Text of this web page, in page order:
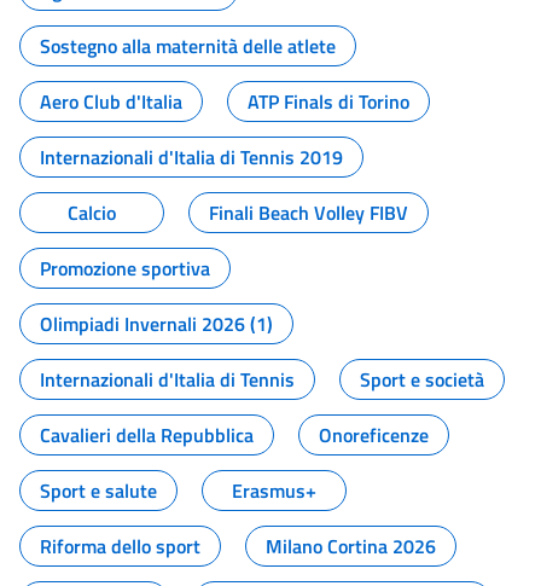
Sostegno alla maternità delle atlete
Aero Club d'Italia
ATP Finals di Torino
Internazionali d'Italia di Tennis 2019
Calcio
Finali Beach Volley FIBV
Promozione sportiva
Olimpiadi Invernali 2026 (1)
Internazionali d'Italia di Tennis
Sport e società
Cavalieri della Repubblica
Onoreficenze
Sport e salute
Erasmus+
Riforma dello sport
Milano Cortina 2026